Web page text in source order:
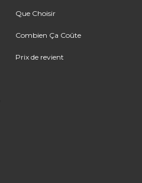
Que Choisir
Combien Ça Coûte
Prix de revient